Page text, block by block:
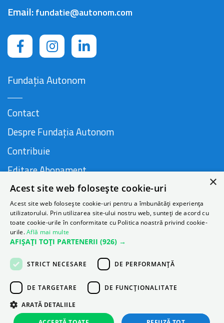
Email:fundatie@autonom.com
Fundația Autonom
Contact
Despre Fundația Autonom
Contribuie
Editare Abonament
Cauză susținută de
×
Acest site web folosește cookie-uri
Acest site web folosește cookie-uri pentru a îmbunătăți experiența
utilizatorului. Prin utilizarea site-ului nostru web, sunteți de acord cu
toate cookie-urile în conformitate cu Politica noastră privind cookie-
urile.Află mai multe
AFIȘAȚI TOȚI PARTENERII (926) →
STRICT NECESARE DE PERFORMANȚĂ
DE TARGETARE DE FUNCŢIONALITATE
ARATĂ DETALIILE